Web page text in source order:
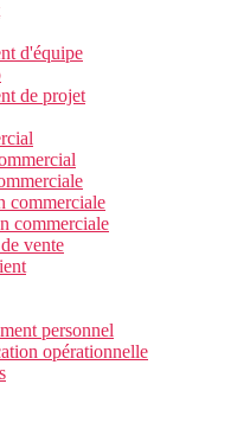
d'équipe
de projet
commerciale
commerciale
vente
personnel
opérationnelle